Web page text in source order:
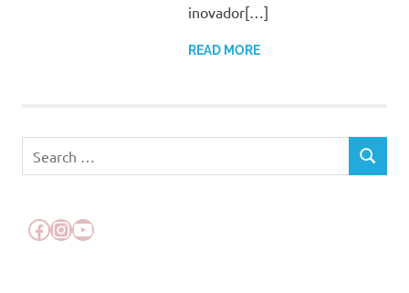
inovador[…]
READ MORE
for:
SEARCH
Facebook
Instagram
YouTube